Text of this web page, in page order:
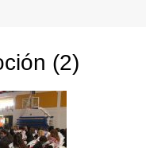
(2)